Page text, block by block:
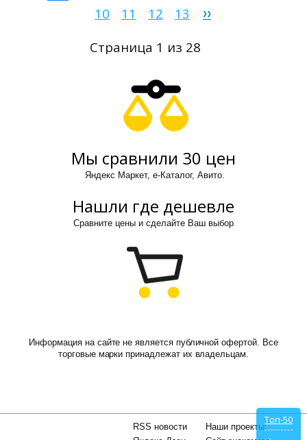
10
11 12
13
Страница 1 из 28
Мы сравнили 30 цен
Яндекс Маркет, е-Каталог, Авито.
Нашли где дешевле
Сравните цены и сделайте Ваш выбор
Информация на сайте не является публичной офертой. Все
торговые марки принадлежат их владельцам.
RSS новости
Наши проекты:
Топ-50